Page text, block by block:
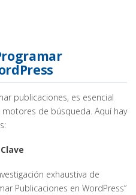
publicaciones, es esencial
de búsqueda. Aquí hay
exhaustiva de
Publicaciones en WordPress”